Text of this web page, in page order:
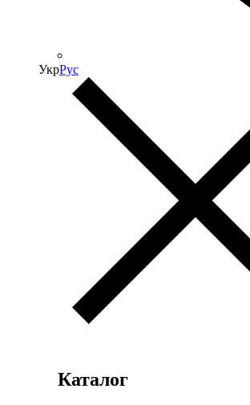
УкрРус
Каталог